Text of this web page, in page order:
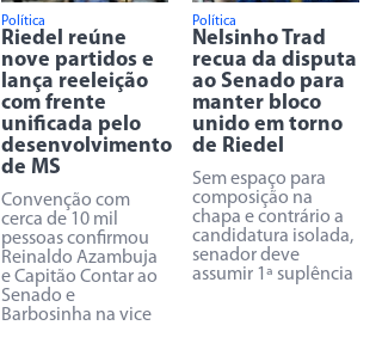
Política
Riedel reúne
nove partidos e
lança reeleição
com frente
unificada pelo
desenvolvimento
de MS
Convenção com
cerca de 10 mil
pessoas confirmou
Reinaldo Azambuja
e Capitão Contar ao
Senado e
Barbosinha na vice
Política
Nelsinho Trad
recua da disputa
ao Senado para
manter bloco
unido em torno
de Riedel
Sem espaço para
composição na
chapa e contrário a
candidatura isolada,
senador deve
assumir 1ª suplência